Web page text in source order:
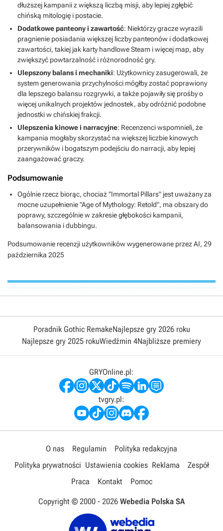
dłuższej kampanii z większą liczbą misji, aby lepiej zgłębić
chińską mitologię i postacie.
Dodatkowe panteony i zawartość: Niektórzy gracze wyrazili
pragnienie posiadania większej liczby panteonów i dodatkowej
zawartości, takiej jak karty handlowe Steam i więcej map, aby
zwiększyć powtarzalność i różnorodność gry.
Ulepszony balans i mechaniki: Użytkownicy zasugerowali, że
system generowania przychylności mógłby zostać poprawiony
dla lepszego balansu rozgrywki, a także pojawiły się prośby o
więcej unikalnych projektów jednostek, aby odróżnić podobne
jednostki w chińskiej frakcji.
Ulepszenia kinowe i narracyjne: Recenzenci wspomnieli, że
kampania mogłaby skorzystać na większej liczbie kinowych
przerywników i bogatszym podejściu do narracji, aby lepiej
zaangażować graczy.
Podsumowanie
Ogólnie rzecz biorąc, chociaż "Immortal Pillars" jest uważany za
mocne uzupełnienie "Age of Mythology: Retold", ma obszary do
poprawy, szczególnie w zakresie głębokości kampanii,
balansowania i dubbingu.
Podsumowanie recenzji użytkowników wygenerowane przez AI, 29
października 2025
Poradnik Gothic RemakeNajlepsze gry 2026 roku
Najlepsze gry 2025 rokuWiedźmin 4Najbliższe premiery
GRYOnline.pl:
tvgry.pl:
O nas Regulamin
Polityka redakcyjna
Polityka prywatności Ustawienia cookies Reklama
Zespół
Praca
Kontakt Pomoc
Copyright © 2000 - 2026 Webedia Polska SA